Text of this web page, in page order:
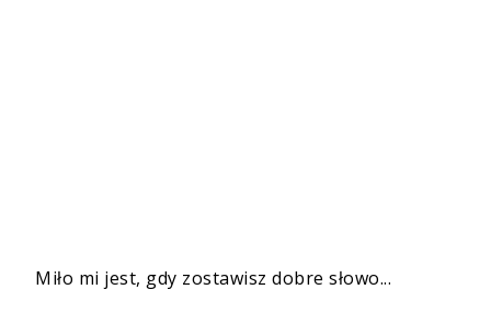
Miło mi jest, gdy zostawisz dobre słowo...